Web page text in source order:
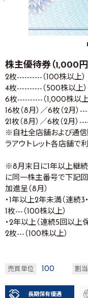
株主優待券（1,000円
2枚----------（100株以上）
4枚----------（500株以上）
6枚----------（1,000株以上
16枚（8月）／6枚（2月）
21枚（8月）／6枚（2月）
※自社全店舗および通信販
ラアウトレット各店舗で
※8月末日に1年以上継
に同一株主番号で下記
加進呈（8月）
・1年以上2年未満（連続3
1枚---（100株以上）
・2年以上（連続5回以上保
2枚---（100株以上）
売買単位 100 割
長期保有優遇